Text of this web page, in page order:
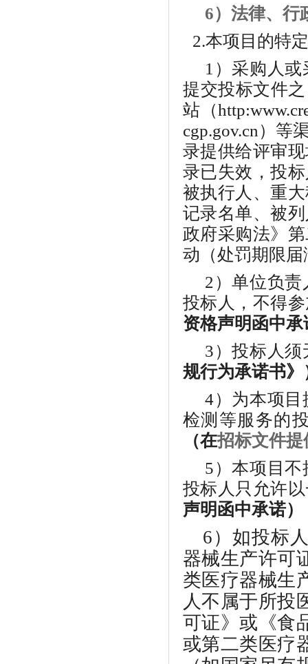
6）法律、行
2.本项目的特
1）采购人
提交投标文件
站（
cgp.gov.cn）等
录提供给评审
录已失效，投
被执行人、重
记录名单、被
政府采购法》
动（处罚期限
2）单位负
投标人 ，不得
资格声明函中承
3）投标人须
规行为承诺书》
4）为本项
检测等服务的
（在招标文件
5）本项目
投标人 只允许
声明函中承诺）
6）如投标
器械生产许可
类医疗器械生
人不属于所投
可证》或《食
或第二类医疗